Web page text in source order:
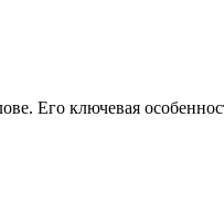
Его ключевая